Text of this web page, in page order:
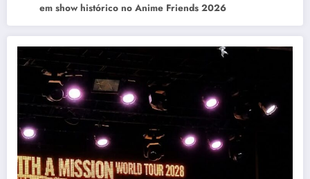
em show histórico no Anime Friends 2026